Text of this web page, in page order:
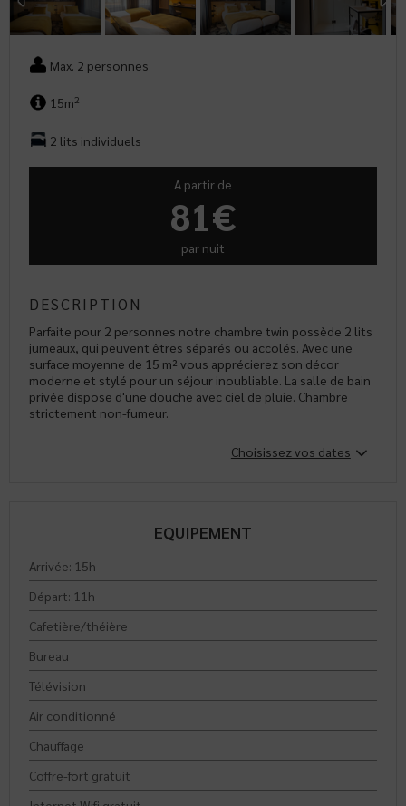
Max. 2 personnes
15m2
2 lits individuels
A partir de
81€
par nuit
DESCRIPTION
Parfaite pour 2 personnes notre chambre twin possède 2 lits
jumeaux, qui peuvent êtres séparés ou accolés. Avec une
surface moyenne de 15 m² vous apprécierez son décor
moderne et stylé pour un séjour inoubliable. La salle de bain
privée dispose d'une douche avec ciel de pluie. Chambre
strictement non-fumeur.
Choisissez vos dates
EQUIPEMENT
Arrivée: 15h
Départ: 11h
Cafetière/théière
Bureau
Télévision
Air conditionné
Chauffage
Coffre-fort gratuit